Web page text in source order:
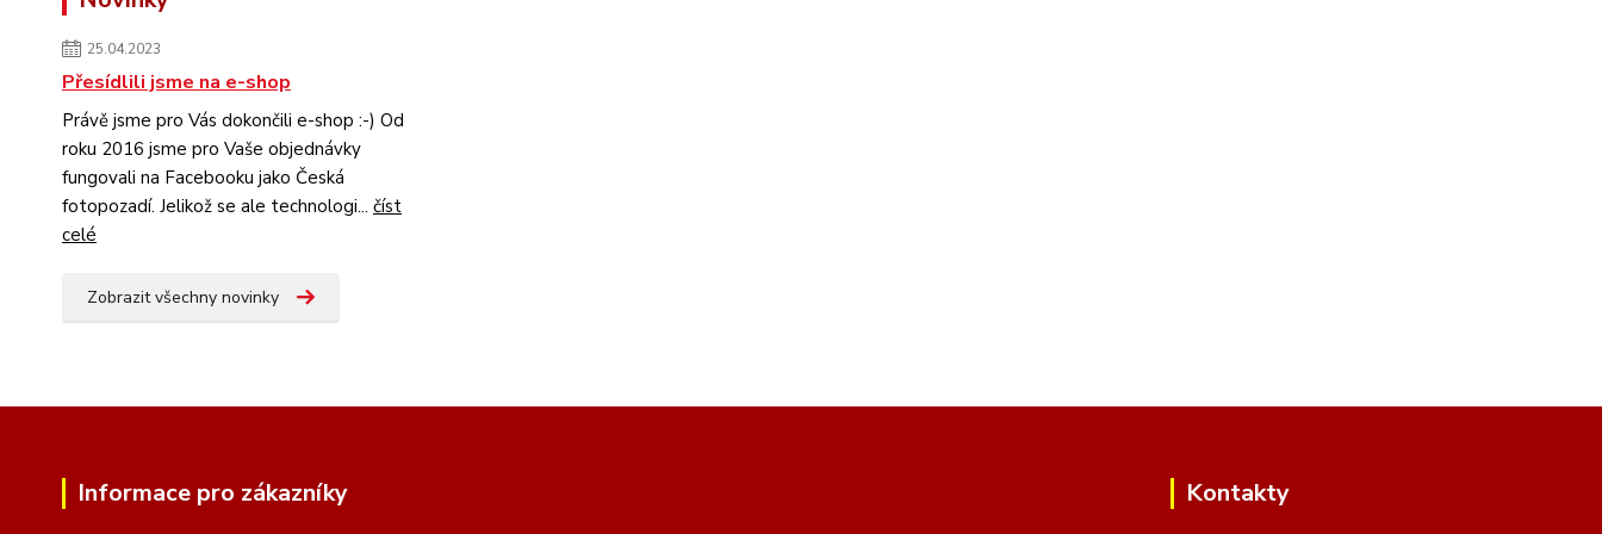
25.04.2023
Přesídlili jsme na e-shop
Právě jsme pro Vás dokončili e-shop :-) Od
roku 2016 jsme pro Vaše objednávky
fungovali na Facebooku jako Česká
fotopozadí. Jelikož se ale technologi... číst
celé
Zobrazit všechny novinky
Informace pro zákazníky Kontakty